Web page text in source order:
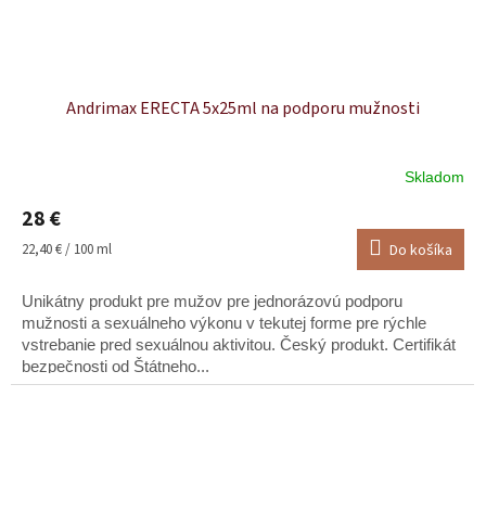
Andrimax ERECTA 5x25ml na podporu mužnosti
Skladom
28 €
Jednotková
22,40 € / 100 ml Do košíka
Unikátny produkt pre mužov pre jednorázovú podporu
mužnosti a sexuálneho výkonu v tekutej forme pre rýchle
vstrebanie pred sexuálnou aktivitou. Český produkt. Certifikát
bezpečnosti od Štátneho...